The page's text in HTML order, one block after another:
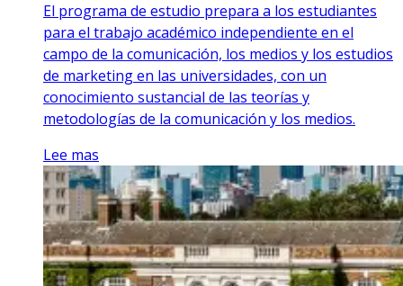
El programa de estudio prepara a los estudiantes
para el trabajo académico independiente en el
campo de la comunicación, los medios y los estudios
de marketing en las universidades, con un
conocimiento sustancial de las teorías y
metodologías de la comunicación y los medios.
Lee mas